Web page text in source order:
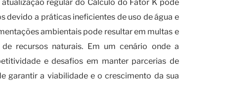
regular do Cálculo do Fator K pode
devido a práticas ineficientes de uso de água e
ambientais pode resultar em multas e
recursos naturais. Em um cenário onde a
e desafios em manter parcerias de
garantir a viabilidade e o crescimento da sua